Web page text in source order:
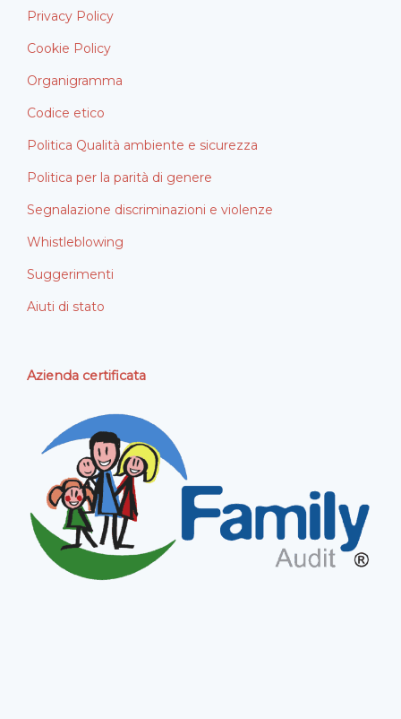
Privacy Policy
Cookie Policy
Organigramma
Codice etico
Politica Qualità ambiente e sicurezza
Politica per la parità di genere
Segnalazione discriminazioni e violenze
Whistleblowing
Suggerimenti
Aiuti di stato
Azienda certificata